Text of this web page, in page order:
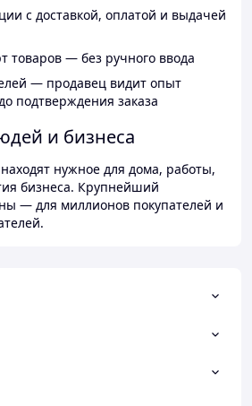
с доставкой, оплатой и выдачей
товаров — без ручного ввода
— продавец видит опыт
подтверждения заказа
и бизнеса
нужное для дома, работы,
бизнеса. Крупнейший
— для миллионов покупателей и